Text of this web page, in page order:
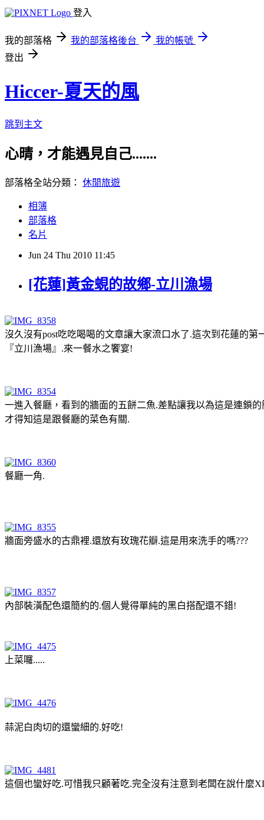
登入
我的部落格 我的部落格後台
我的帳號
登出
Hiccer-夏天的風
跳到主文
心晴，才能遇見自己.......
部落格全站分類： 休閒旅遊
相簿
部落格
名片
Jun 24 Thu 2010 11:45
[花蓮]黃金蜆的故鄉-立川漁場
沒久沒有post吃吃喝喝的文章讓大家流口水了.這次到花蓮的第
『立川漁場』.來一餐水之饗宴!
一進入餐廳，看到的牆面的五餅二魚.差點讓我以為這是連鎖
才得知這是跟餐廳的菜色有關.
餐廳一角.
牆面旁盛水的古鼎裡.還放有玫瑰花瓣.這是用來洗手的嗎???
內部裝潢配色還簡約的.個人覺得單純的黑白搭配還不錯!
上菜囉.....
蒜泥白肉切的還蠻細的.好吃!
這個也蠻好吃.可惜我只顧著吃.完全沒有注意到老闆在說什麼